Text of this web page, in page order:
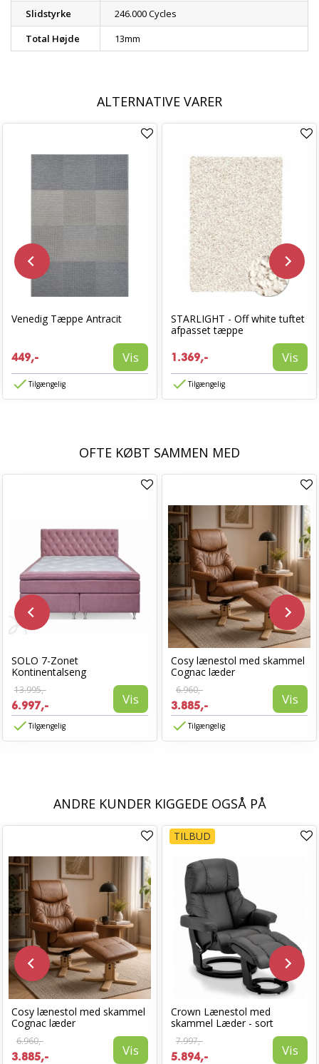
Slidstyrke
246.000 Cycles
Total Højde
13mm
ALTERNATIVE VARER
Venedig Tæppe Antracit
449,- Vis
Tilgængelig
STARLIGHT - Off white tuftet
afpasset tæppe
1.369,- Vis
Tilgængelig
OFTE KØBT SAMMEN MED
SOLO 7-Zonet
Kontinentalseng
13.995,-
6.997,- Vis
Tilgængelig
Cosy lænestol med skammel
Cognac læder
6.960,-
3.885,- Vis
Tilgængelig
ANDRE KUNDER KIGGEDE OGSÅ PÅ
Cosy lænestol med skammel
Cognac læder
6.960,-
3.885,- Vis
TILBUD
Crown Lænestol med
skammel Læder - sort
7.997,-
5.894,- Vis